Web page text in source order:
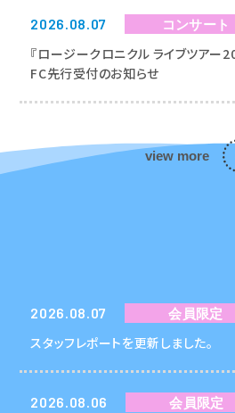
2026.08.07 コンサート
『ロージークロニクル ライブツア
FC先行受付のお知らせ
view more
会員限定ニュース
2026.08.07 会員限定
スタッフレポートを更新しました。
2026.08.06 会員限定